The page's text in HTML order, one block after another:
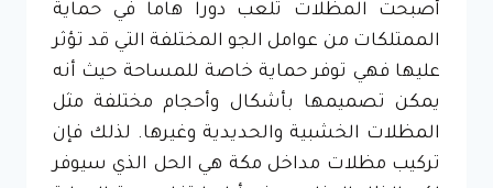
أصبحت المظلات تلعب دوراً هاما في حماية
الممتلكات من عوامل الجو المختلفة التي قد تؤثر
عليها فهي توفر حماية خاصة للمساحة حيث أنه
يمكن تصميمها بأشكال وأحجام مختلفة مثل
المظلات الخشبية والحديدية وغيرها. لذلك فإن
تركيب مظلات مداخل مكة هي الحل الذي سيوفر